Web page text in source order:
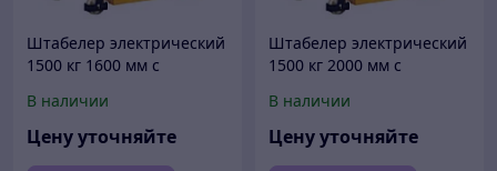
Штабелер электрический
1500 кг 1600 мм с
полуэлектрический
электроштабелер
В наличии
Цену уточняйте
Штабелер электрический
1500 кг 2000 мм с
полуэлектрический
электроштабелер
В наличии
Цену уточняйте